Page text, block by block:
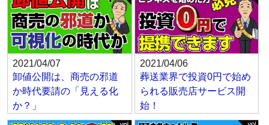
2021/04/07
卸値公開は、商売の邪道
か時代要請の「見える化
か？」
2021/04/06
葬送業界で投資0円で始め
られる販売店サービス開
始！